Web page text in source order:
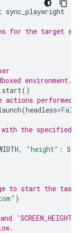
sync_playwright
for the target
environment.
. start()
performed
(headless=
the specified
, "height" :
to start the task
)